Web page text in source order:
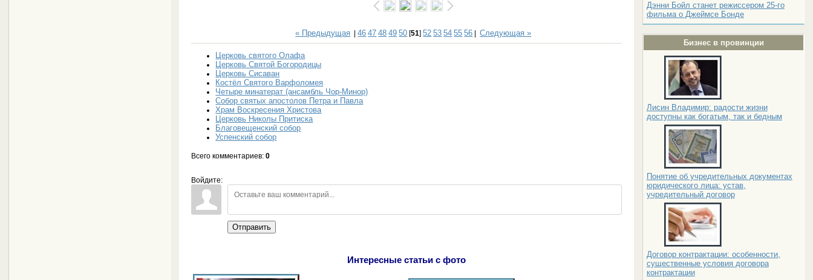
Дэнни Бойл станет режиссером 25-го
фильма о Джеймсе Бонде
Бизнес в провинции
Лисин Владимир: радости жизни
доступны как богатым, так и бедным
Понятие об учредительных документах
юридического лица: устав,
учредительный договор
Договор контрактации: особенности,
существенные условия договора
контрактации
« Предыдущая |46 47 48 49 50 [51]52 53 54 55 56 |Следующая »
Церковь святого Олафа
Церковь Святой Богородицы
Церковь Сисаван
Костёл Святого Варфоломея
Четыре минатерат (ансамбль Чор-Минор)
Собор святых апостолов Петра и Павла
Храм Воскресения Христова
Церковь Николы Притиска
Благовещенский собор
Успенский собор
Всего комментариев:0
Войдите:
Отправить
Интересные статьи с фото